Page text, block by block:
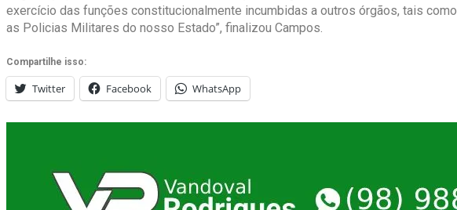
exercício das funções constitucionalmente incumbidas a outros órgãos, tais como
as Policias Militares do nosso Estado”, finalizou Campos.
Compartilhe isso:
Twitter Facebook WhatsApp